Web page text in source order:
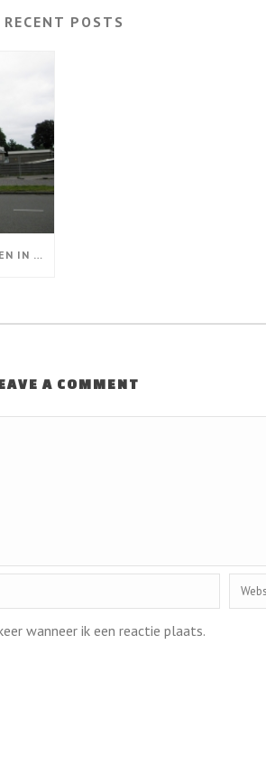
RECENT POSTS
RENOVATIE VAN 94 WONINGEN IN EMMEN GESTART!
A COMMENT
wanneer ik een reactie plaats.